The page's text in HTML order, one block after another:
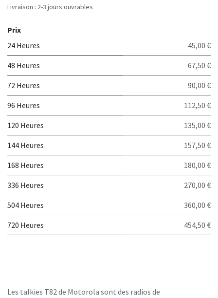
Livraison : 2-3 jours ouvrables
Prix
24 Heures
45,00 €
48 Heures 67,50 €
72 Heures 90,00 €
96 Heures 112,50 €
120 Heures 135,00 €
144 Heures 157,50 €
168 Heures 180,00 €
336 Heures 270,00 €
504 Heures 360,00 €
720 Heures 454,50 €
Les talkies T82 de Motorola sont des radios de